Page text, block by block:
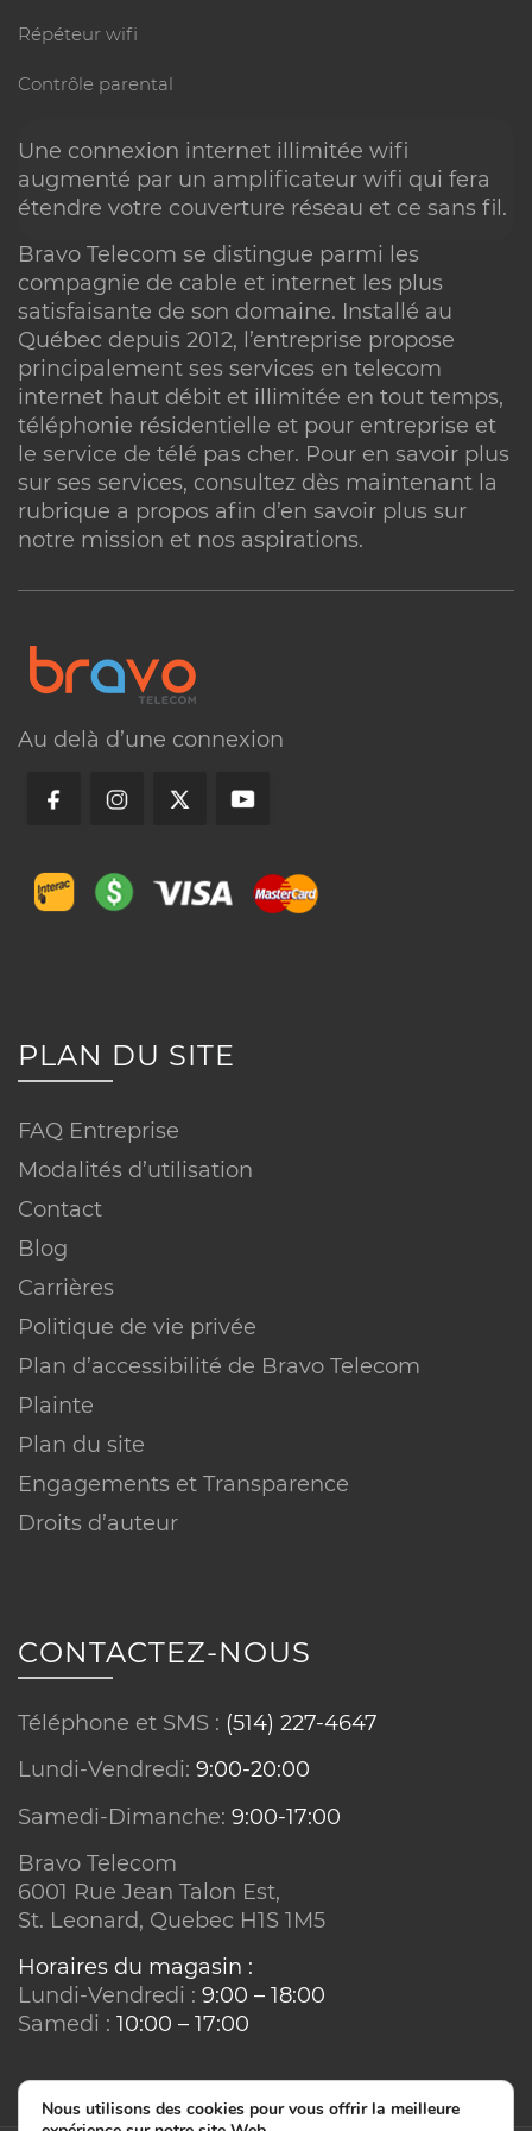
Répéteur wifi
Contrôle parental
Une connexion internet illimitée wifi
augmenté par un amplificateur wifi qui fera
étendre votre couverture réseau et ce sans fil.
Bravo Telecom se distingue parmi les
compagnie de cable et internet les plus
satisfaisante de son domaine. Installé au
Québec depuis 2012, l’entreprise propose
principalement ses services en telecom
internet haut débit et illimitée en tout temps,
téléphonie résidentielle et pour entreprise et
le service de télé pas cher. Pour en savoir plus
sur ses services, consultez dès maintenant la
rubrique a propos afin d’en savoir plus sur
notre mission et nos aspirations.
Au delà d’une connexion
PLAN DU SITE
FAQ Entreprise
Modalités d’utilisation
Contact
Blog
Carrières
Politique de vie privée
Plan d’accessibilité de Bravo Telecom
Plainte
Plan du site
Engagements et Transparence
Droits d’auteur
CONTACTEZ-NOUS
Téléphone et SMS : (514) 227-4647
Lundi-Vendredi: 9:00-20:00
Samedi-Dimanche: 9:00-17:00
Bravo Telecom
6001 Rue Jean Talon Est,
St. Leonard, Quebec H1S 1M5
Horaires du magasin :
Lundi-Vendredi : 9:00 – 18:00
Samedi : 10:00 – 17:00
Nous utilisons des cookies pour vous offrir la meilleure
Support 7j/7
Vous avez une question? Obtenez
maintenant une assistance rapide
appelant nos agents au 514-227-4647
en envoyant votre requête par
via la rubrique commentaire, en
pour le clavardage ou en
notre rubrique FAQ.
Consultez notre support
Visitez nos bureaux
Appelez-nous